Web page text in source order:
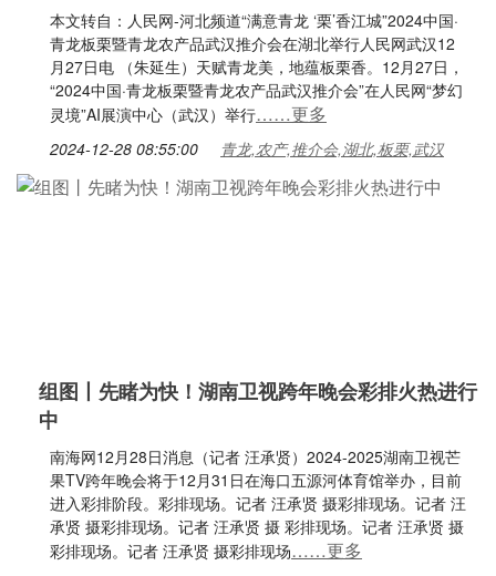
本文转自：人民网-河北频道“满意青龙 ‘栗’香江城”2024中国·
青龙板栗暨青龙农产品武汉推介会在湖北举行人民网武汉12
月27日电 （朱延生）天赋青龙美，地蕴板栗香。12月27日，
“2024中国·青龙板栗暨青龙农产品武汉推介会”在人民网“梦幻
灵境”AI展演中心（武汉）举行……更多
2024-12-28 08:55:00 青龙,农产,推介会,湖北,板栗,武汉
组图丨先睹为快！湖南卫视跨年晚会彩排火热进行
中
南海网12月28日消息（记者 汪承贤）2024-2025湖南卫视芒
果TV跨年晚会将于12月31日在海口五源河体育馆举办，目前
进入彩排阶段。彩排现场。记者 汪承贤 摄彩排现场。记者 汪
承贤 摄彩排现场。记者 汪承贤 摄 彩排现场。记者 汪承贤 摄
彩排现场。记者 汪承贤 摄彩排现场……更多